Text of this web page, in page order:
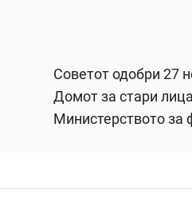
Советот одобри 27
Домот за стари
Министерството за